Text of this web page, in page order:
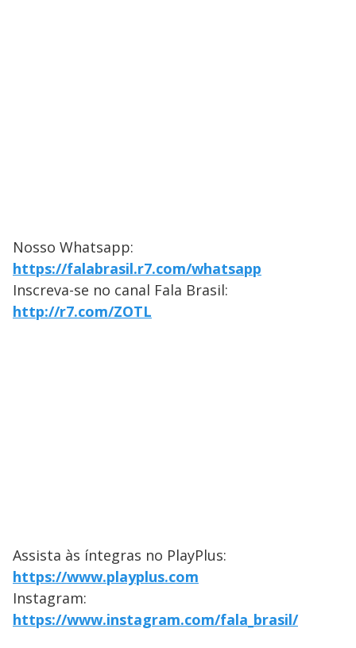
Nosso Whatsapp:
https://falabrasil.r7.com/whatsapp
Inscreva-se no canal Fala Brasil:
http://r7.com/ZOTL
Assista às íntegras no PlayPlus:
https://www.playplus.com
Instagram:
https://www.instagram.com/fala_brasil/